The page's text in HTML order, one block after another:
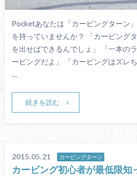
Pocketあなたは「カービングターン
を持っていませんか？ 「カービング
を出せばできるんでしょ」 「一本の
ービングだよ」 「カービングはズレ
…
続きを読む
2015.05.21 カービングターン
カービング初心者が最低限知